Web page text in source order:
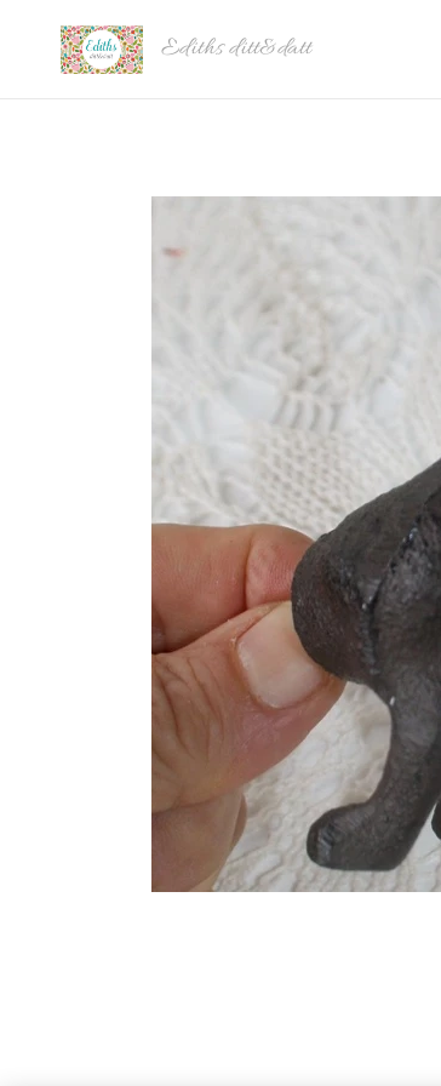
Ediths ditt&datt